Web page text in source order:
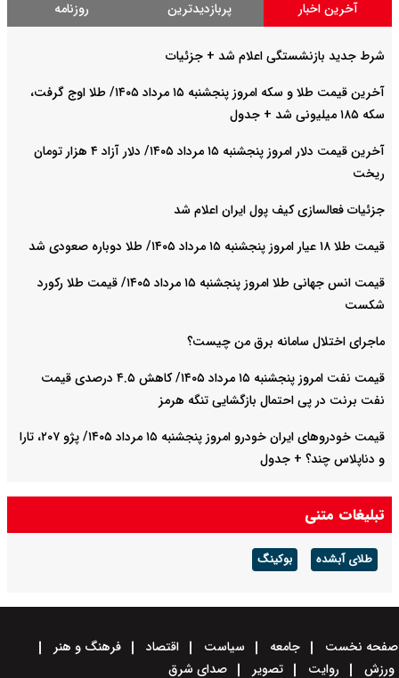
آخرین اخبار پربازدیدترین روزنامه
شرط جدید بازنشستگی اعلام شد + جزئیات
آخرین قیمت طلا و سکه امروز پنجشنبه ۱۵ مرداد ۱۴۰۵/ طلا اوج گرفت،
سکه ۱۸۵ میلیونی شد + جدول
آخرین قیمت دلار امروز پنجشنبه ۱۵ مرداد ۱۴۰۵/ دلار آزاد ۴ هزار تومان
ریخت
جزئیات فعالسازی کیف پول ایران اعلام شد
قیمت طلا ۱۸ عیار امروز پنجشنبه ۱۵ مرداد ۱۴۰۵/ طلا دوباره صعودی شد
قیمت انس جهانی طلا امروز پنجشنبه ۱۵ مرداد ۱۴۰۵/ قیمت طلا رکورد
شکست
ماجرای اختلال سامانه برق من چیست؟
قیمت نفت امروز پنجشنبه ۱۵ مرداد ۱۴۰۵/ کاهش ۴.۵ درصدی قیمت
نفت برنت در پی احتمال بازگشایی تنگه هرمز
قیمت خودرو‌های ایران خودرو امروز پنجشنبه ۱۵ مرداد ۱۴۰۵/ پژو ۲۰۷، تارا
و دناپلاس چند؟ + جدول
قیمت خودرو‌های سایپا امروز پنجشنبه ۱۵ مرداد ۱۴۰۵/ شاهین، کوییک و
ساینا چند قیمت خورد؟+ جدول
تبلیغات متنی
طلای آبشده بوکینگ
صفحه نخست جامعه سیاست اقتصاد
فرهنگ و هنر
ورزش
روایت تصویر صدای شرق